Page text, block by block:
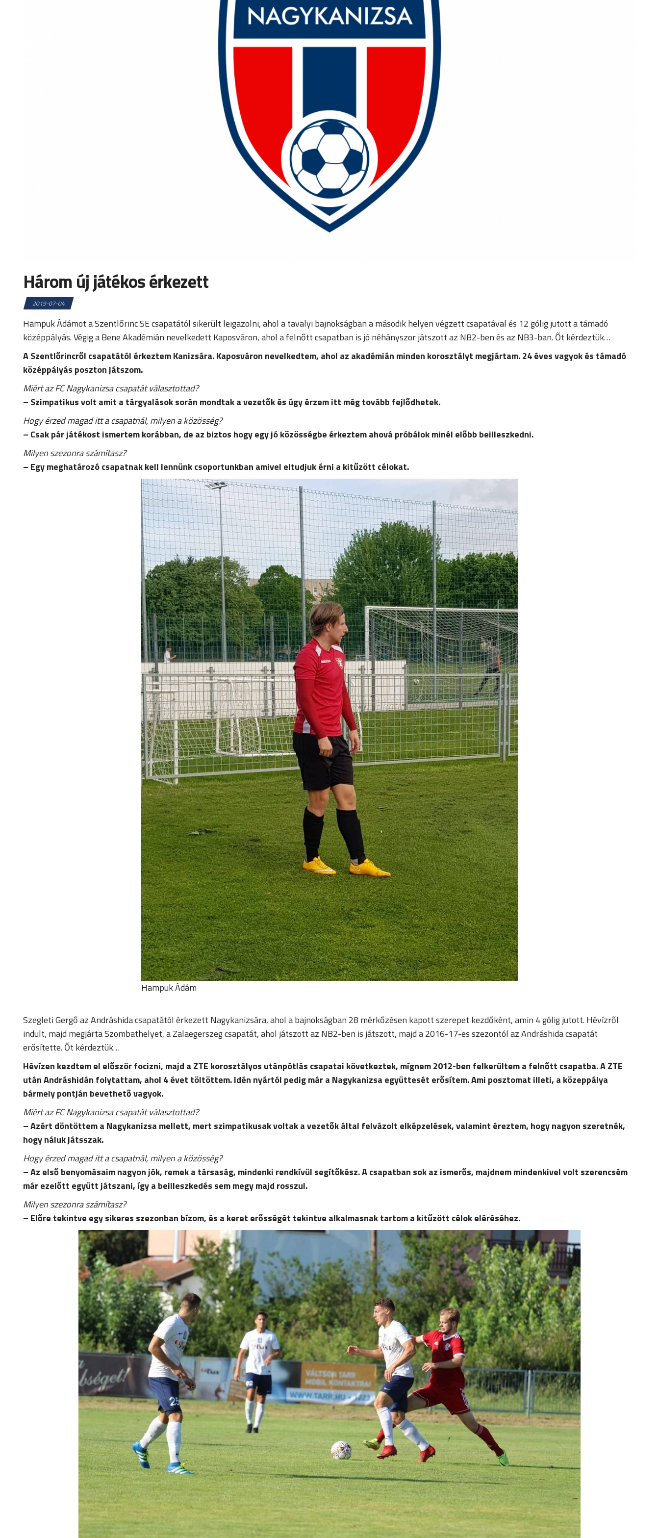
Három új játékos érkezett
2019-07-04
Hampuk Ádámot a Szentlőrinc SE csapatától sikerült leigazolni, ahol a tavalyi bajnokságban a második helyen végzett csapatával és 12 gólig jutott a támadó
középpályás. Végig a Bene Akadémián nevelkedett Kaposváron, ahol a felnőtt csapatban is jó néhányszor játszott az NB2-ben és az NB3-ban. Őt kérdeztük…
A Szentlőrincről csapatától érkeztem Kanizsára. Kaposváron nevelkedtem, ahol az akadémián minden korosztályt megjártam. 24 éves vagyok és támadó
középpályás poszton játszom.
Miért az FC Nagykanizsa csapatát választottad?
– Szimpatikus volt amit a tárgyalások során mondtak a vezetők és úgy érzem itt még tovább fejlődhetek.
Hogy érzed magad itt a csapatnál, milyen a közösség?
– Csak pár játékost ismertem korábban, de az biztos hogy egy jó közösségbe érkeztem ahová próbálok minél előbb beilleszkedni.
Milyen szezonra számítasz?
– Egy meghatározó csapatnak kell lennünk csoportunkban amivel eltudjuk érni a kitűzött célokat.
Hampuk Ádám
Szegleti Gergő az Andráshida csapatától érkezett Nagykanizsára, ahol a bajnokságban 28 mérkőzésen kapott szerepet kezdőként, amin 4 gólig jutott. Hévízről
indult, majd megjárta Szombathelyet, a Zalaegerszeg csapatát, ahol játszott az NB2-ben is játszott, majd a 2016-17-es szezontól az Andráshida csapatát
erősítette. Őt kérdeztük…
Hévízen kezdtem el először focizni, majd a ZTE korosztályos utánpótlás csapatai következtek, mígnem 2012-ben felkerültem a felnőtt csapatba. A ZTE
után Andráshidán folytattam, ahol 4 évet töltöttem. Idén nyártól pedig már a Nagykanizsa együttesét erősítem. Ami posztomat illeti, a közeppálya
bármely pontján bevethető vagyok.
Miért az FC Nagykanizsa csapatát választottad?
– Azért döntöttem a Nagykanizsa mellett, mert szimpatikusak voltak a vezetők által felvázolt elképzelések, valamint éreztem, hogy nagyon szeretnék,
hogy náluk játsszak.
Hogy érzed magad itt a csapatnál, milyen a közösség?
– Az első benyomásaim nagyon jók, remek a társaság, mindenki rendkívül segítőkész. A csapatban sok az ismerős, majdnem mindenkivel volt szerencsém
már ezelőtt együtt játszani, így a beilleszkedés sem megy majd rosszul.
Milyen szezonra számítasz?
– Előre tekintve egy sikeres szezonban bízom, és a keret erősségét tekintve alkalmasnak tartom a kitűzött célok eléréséhez.